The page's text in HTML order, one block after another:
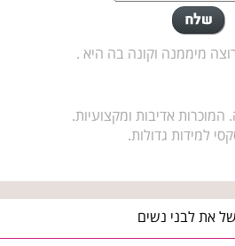
מיממנה וקונה בה היא .
אדיבות ומקצועיות.
למידות גדולות.
את לבני נשים